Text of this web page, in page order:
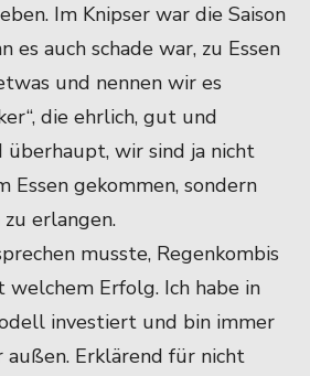
Im Knipser war die Saison
es auch schade war, zu Essen
und nennen wir es
die ehrlich, gut und
überhaupt, wir sind ja nicht
Essen gekommen, sondern
erlangen.
musste, Regenkombis
Erfolg. Ich habe in
investiert und bin immer
außen. Erklärend für nicht